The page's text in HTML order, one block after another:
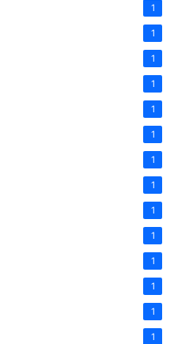
1
1
1
1
1
1
1
1
1
1
1
1
1
1